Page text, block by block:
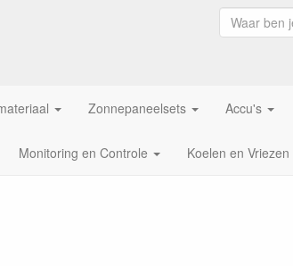
Zonnepaneelsets Accu's
Monitoring en Controle Koelen en Vriezen